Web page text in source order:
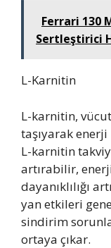
Ferrari 130
Sertleştirici
L-Karnitin
L-karnitin,
taşıyarak
L-karnitin
artırabilir,
dayanıklılığı
yan etkileri
sindirim
ortaya çıkar.